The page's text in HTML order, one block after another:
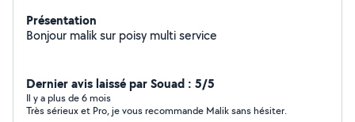
Présentation
Bonjour malik sur poisy multi service
Dernier avis laissé par Souad : 5/5
Il y a plus de 6 mois
Très sérieux et Pro, je vous recommande Malik sans hésiter.